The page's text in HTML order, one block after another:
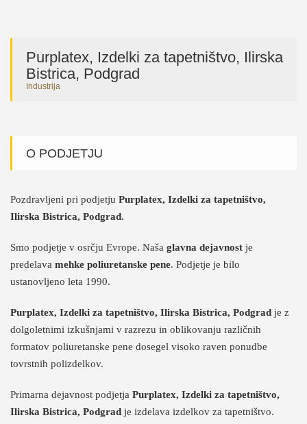
Purplatex, Izdelki za tapetništvo, Ilirska
Bistrica, Podgrad
Industrija
O PODJETJU
Pozdravljeni pri podjetju Purplatex, Izdelki za tapetništvo,
Ilirska Bistrica, Podgrad.
Smo podjetje v osrčju Evrope. Naša glavna dejavnost je
predelava mehke poliuretanske pene. Podjetje je bilo
ustanovljeno leta 1990.
Purplatex, Izdelki za tapetništvo, Ilirska Bistrica, Podgrad je z
dolgoletnimi izkušnjami v razrezu in oblikovanju različnih
formatov poliuretanske pene dosegel visoko raven ponudbe
tovrstnih polizdelkov.
Primarna dejavnost podjetja Purplatex, Izdelki za tapetništvo,
Ilirska Bistrica, Podgrad je izdelava izdelkov za tapetništvo.